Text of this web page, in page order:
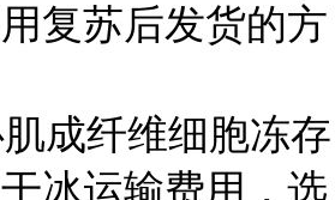
复苏后发货的方
成纤维细胞冻存
冰运输费用，选